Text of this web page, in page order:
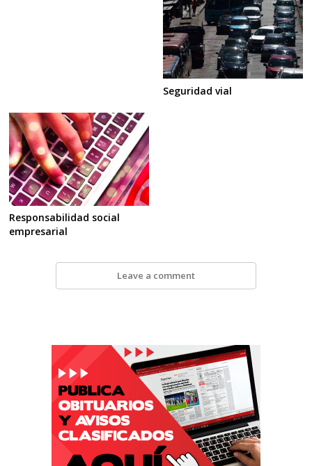
Seguridad vial
Responsabilidad social
empresarial
Leave a comment